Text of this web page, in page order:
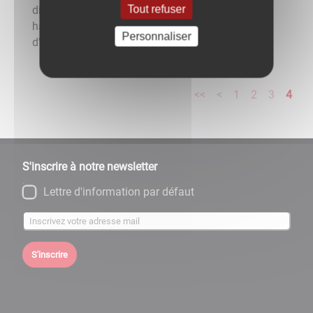
disposition des personnes en situation de
handicap, depuis octobre 2025 : le Dispositif
d’Appui à l’Autodétermination. Ce ...
<< < 1 2 3 4
S'inscrire à notre newsletter
Lettre d'information par défaut
S'inscrire
Tout refuser
Personnaliser